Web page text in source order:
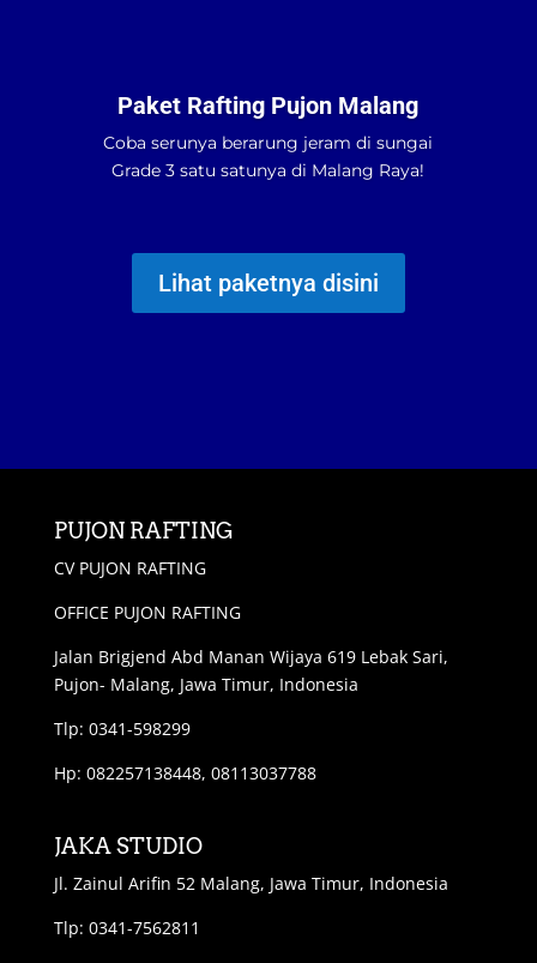
Paket Rafting Pujon Malang
Coba serunya berarung jeram di sungai
Grade 3 satu satunya di Malang Raya!
Lihat paketnya disini
PUJON RAFTING
CV PUJON RAFTING
OFFICE PUJON RAFTING
Jalan Brigjend Abd Manan Wijaya 619 Lebak Sari,
Pujon- Malang, Jawa Timur, Indonesia
Tlp: 0341-598299
Hp: 082257138448, 08113037788
JAKA STUDIO
Jl. Zainul Arifin 52 Malang, Jawa Timur, Indonesia
Tlp: 0341-7562811